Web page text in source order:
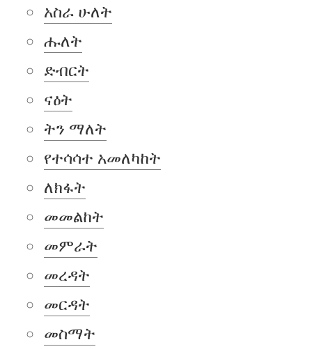
አስራ ሁለት
ሑለት
ድብርት
ናዕት
ትን ማለት
የተሳሳተ አመለካከት
ለክፋት
መመልከት
መምራት
መረዳት
መርዳት
መስማት